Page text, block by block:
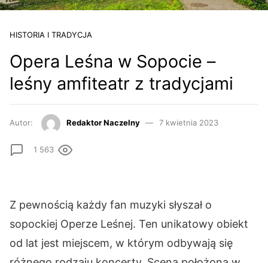
HISTORIA I TRADYCJA
Opera Leśna w Sopocie –
leśny amfiteatr z tradycjami
Autor: Redaktor Naczelny 7 kwietnia 2023
1 563
Z pewnością każdy fan muzyki słyszał o
sopockiej Operze Leśnej. Ten unikatowy obiekt
od lat jest miejscem, w którym odbywają się